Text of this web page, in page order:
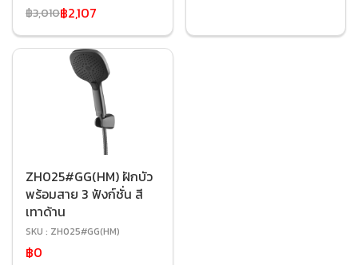
฿3,010฿2,107
ZH025#GG(HM) ฝักบัว
พร้อมสาย 3 ฟังก์ชั่น สี
เทาด้าน
SKU : ZH025#GG(HM)
฿0